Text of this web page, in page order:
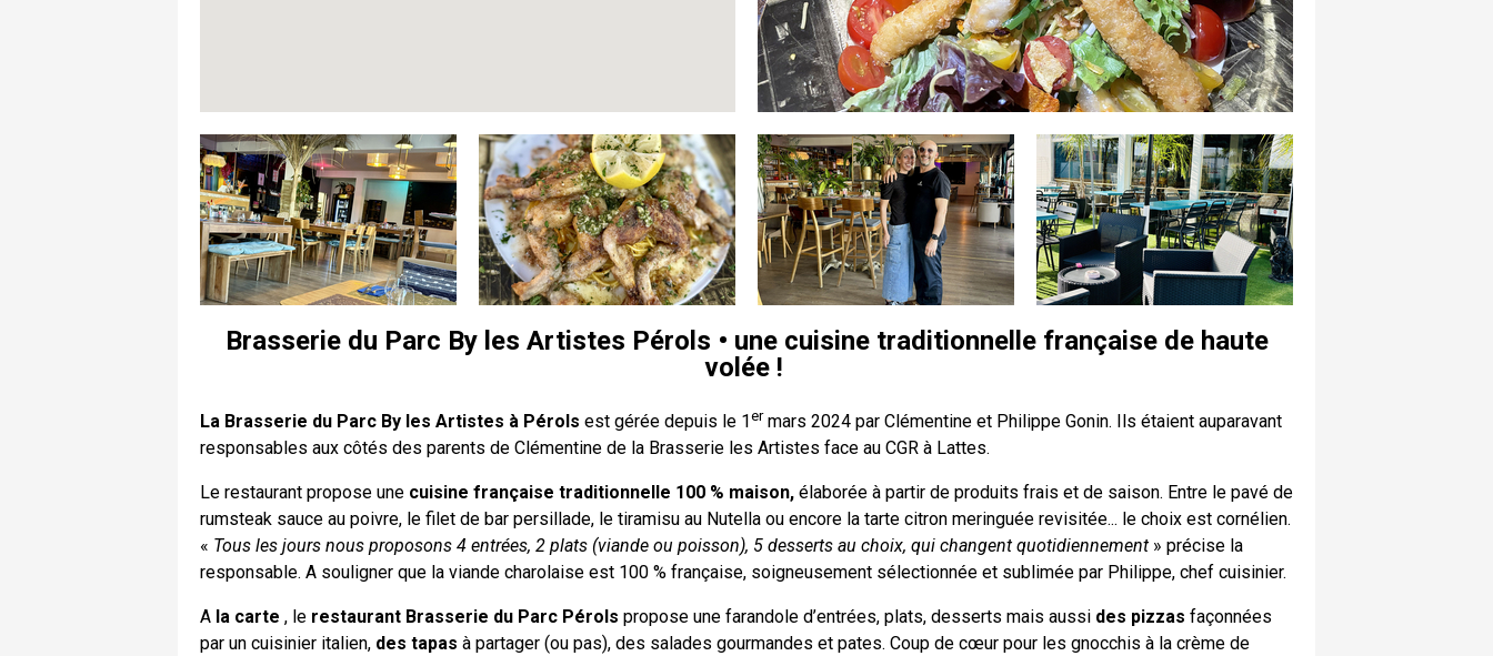
Brasserie du Parc By les Artistes Pérols • une cuisine traditionnelle française de haute
volée !
La Brasserie du Parc By les Artistes à Pérols est gérée depuis le 1 er mars 2024 par Clémentine et Philippe Gonin. Ils étaient auparavant
responsables aux côtés des parents de Clémentine de la Brasserie les Artistes face au CGR à Lattes.
Le restaurant propose une cuisine française traditionnelle 100 % maison, élaborée à partir de produits frais et de saison. Entre le pavé de
rumsteak sauce au poivre, le filet de bar persillade, le tiramisu au Nutella ou encore la tarte citron meringuée revisitée... le choix est cornélien.
« Tous les jours nous proposons 4 entrées, 2 plats (viande ou poisson), 5 desserts au choix, qui changent quotidiennement » précise la
responsable. A souligner que la viande charolaise est 100 % française, soigneusement sélectionnée et sublimée par Philippe, chef cuisinier.
A la carte , le restaurant Brasserie du Parc Pérols propose une farandole d’entrées, plats, desserts mais aussi des pizzas façonnées
par un cuisinier italien, des tapas à partager (ou pas), des salades gourmandes et pates. Coup de cœur pour les gnocchis à la crème de